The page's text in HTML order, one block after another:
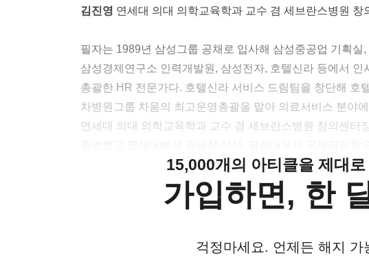
김진영 연세대 의대 의학교육학과 교수 겸 세브란스병원
필자는 1989년 삼성그룹 공채로 입사해 삼성중공업 기획실
삼성경제연구소 인력개발원, 삼성전자, 호텔신라 등에서 인
총괄한 HR 전문가다. 호텔신라 서비스 드림팀을 창단해 호
차병원그룹 차움의 최고운영총괄을 맡아 의료서비스 분야
연세대 의대 의학교육학과 교수 겸 세브란스병원 창의센터
15,000개의 아티클을 제대
가입하면, 한
걱정마세요. 언제든 해지 가